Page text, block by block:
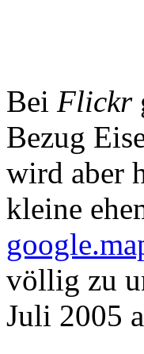
Bei Flickr
Bezug
wird aber
kleine
völlig zu
Juli 2005